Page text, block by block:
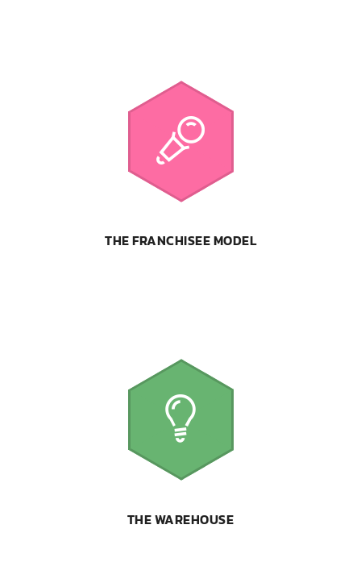
THE FRANCHISEE MODEL
THE WAREHOUSE